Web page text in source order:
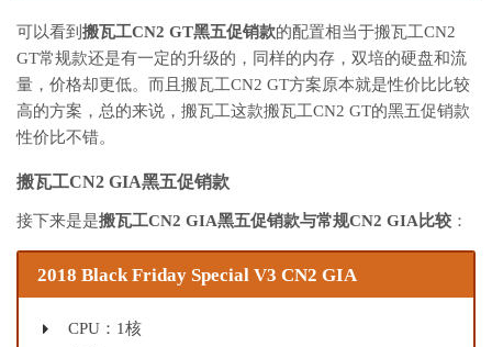
可以看到 搬瓦工CN2 GT黑五促销款的配置相当于搬瓦工CN2
GT常规款还是有一定的升级的，同样的内存，双培的硬盘和流
量，价格却更低。而且搬瓦工CN2 GT方案原本就是性价比比较
高的方案，总的来说，搬瓦工这款搬瓦工CN2 GT的黑五促销款
性价比不错。
搬瓦工CN2 GIA黑五促销款
接下来是是搬瓦工CN2 GIA黑五促销款与常规CN2 GIA比较 ：
2018 Black Friday Special V3 CN2 GIA
CPU：1核